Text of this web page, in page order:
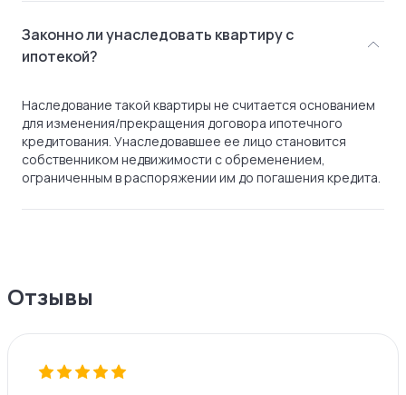
Законно ли унаследовать квартиру с
ипотекой?
Наследование такой квартиры не считается основанием
для изменения/прекращения договора ипотечного
кредитования. Унаследовавшее ее лицо становится
собственником недвижимости с обременением,
ограниченным в распоряжении им до погашения кредита.
Отзывы